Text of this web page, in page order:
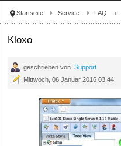
Startseite Service FAQ
Kloxo
geschrieben vonSupport
Mittwoch, 06 Januar 2016 03:44